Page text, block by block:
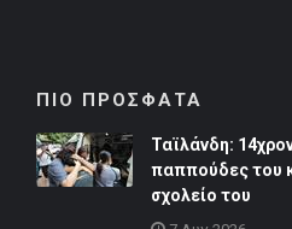
ΠΙΟ ΠΡΟΣΦΑΤΑ
Ταϊλάνδη:
παππούδες του
σχολείο του